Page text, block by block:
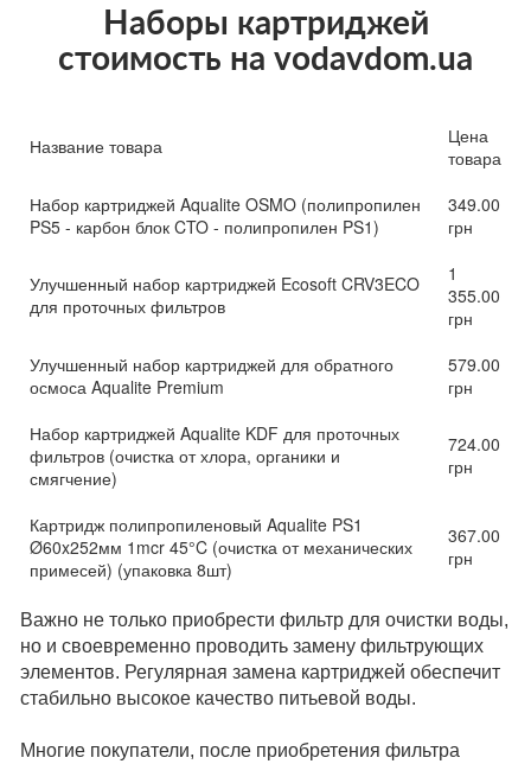
Наборы картриджей
стоимость на vodavdom.ua
Название товара
Цена
товара
Набор картриджей Aqualite OSMO (полипропилен
PS5 - карбон блок CTO - полипропилен PS1)
349.00
грн
Улучшенный набор картриджей Ecosoft CRV3ECO
для проточных фильтров
1
355.00
грн
Улучшенный набор картриджей для обратного
осмоса Aqualite Premium
579.00
грн
Набор картриджей Aqualite KDF для проточных
фильтров (очистка от хлора, органики и
смягчение)
724.00
грн
Картридж полипропиленовый Aqualite PS1
Ø60x252мм 1mcr 45°C (очистка от механических
примесей) (упаковка 8шт)
367.00
грн
Важно не только приобрести фильтр для очистки воды,
но и своевременно проводить замену фильтрующих
элементов. Регулярная замена картриджей обеспечит
стабильно высокое качество питьевой воды.
Многие покупатели, после приобретения фильтра